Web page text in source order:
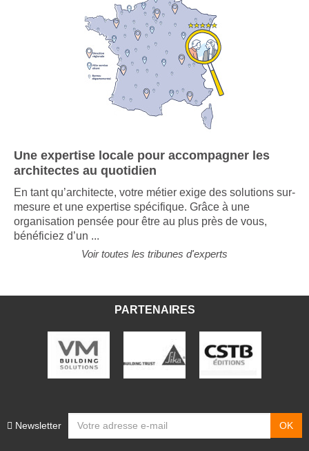
Une expertise locale pour accompagner les
architectes au quotidien
En tant qu’architecte, votre métier exige des solutions sur-
mesure et une expertise spécifique. Grâce à une
organisation pensée pour être au plus près de vous,